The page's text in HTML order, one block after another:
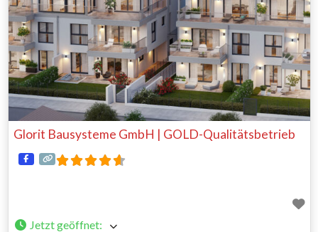
Glorit Bausysteme GmbH | GOLD-Qualitätsbetrieb
Jetzt geöffnet: